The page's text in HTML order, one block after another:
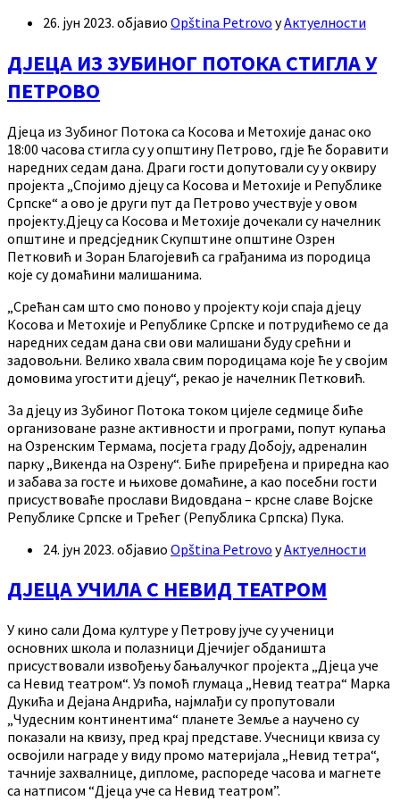
26. јун 2023. објавио Opština Petrovo уАктуелности
ДЈЕЦА ИЗ ЗУБИНОГ ПОТОКА СТИГЛА У
ПЕТРОВО
Дјеца из Зубиног Потока са Косова и Метохије данас око
18:00 часова стигла су у општину Петрово, гдје ће боравити
наредних седам дана. Драги гости допутовали су у оквиру
пројекта „Спојимо дјецу са Косова и Метохије и Републике
Српске“ а ово је други пут да Петрово учествује у овом
пројекту.Дјецу са Косова и Метохије дочекали су начелник
општине и предсједник Скупштине општине Озрен
Петковић и Зоран Благојевић са грађанима из породица
које су домаћини малишанима.
„Срећан сам што смо поново у пројекту који спаја дјецу
Косова и Метохије и Републике Српске и потрудићемо се да
наредних седам дана сви ови малишани буду срећни и
задовољни. Велико хвала свим породицама које ће у својим
домовима угостити дјецу“, рекао је начелник Петковић.
За дјецу из Зубиног Потока током цијеле седмице биће
организоване разне активности и програми, попут купања
на Озренским Термама, посјета граду Добоју, адреналин
парку „Викенда на Озрену“. Биће приређена и приредна као
и забава за госте и њихове домаћине, а као посебни гости
присуствоваће прослави Видовдана – крсне славе Војске
Републике Српске и Трећег (Република Српска) Пука.
24. јун 2023. објавио Opština Petrovo уАктуелности
ДЈЕЦА УЧИЛА С НЕВИД ТЕАТРОМ
У кино сали Дома културе у Петрову јуче су ученици
основних школа и полазници Дјечијег обданишта
присуствовали извођењу бањалучког пројекта „Дјеца уче
са Невид театром“. Уз помоћ глумаца „Невид театра“ Марка
Дукића и Дејана Андрића, најмлађи су пропутовали
„Чудесним континентима“ планете Земље а научено су
показали на квизу, пред крај представе. Учесници квиза су
освојили награде у виду промо материјала „Невид тетра“,
тачније захвалнице, дипломе, распореде часова и магнете
са натписом “Дјеца уче са Невид театром”.